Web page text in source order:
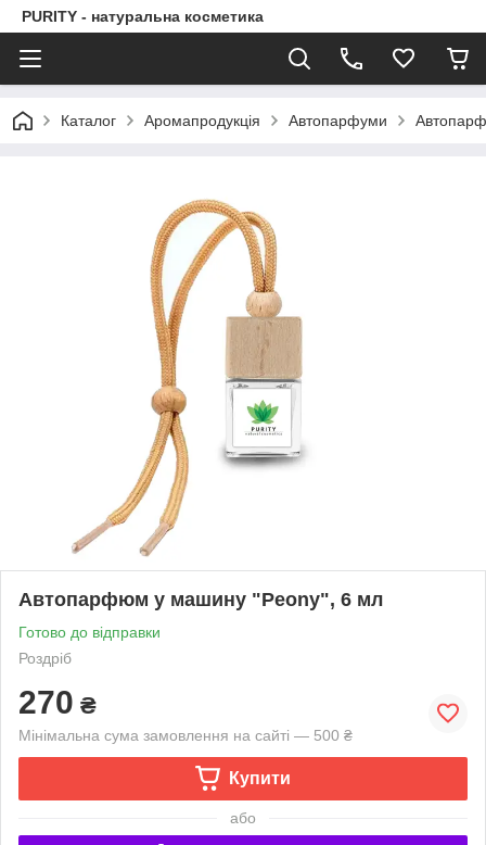
PURITY - натуральна косметика
Каталог Аромапродукція Автопарфуми
Автопарфюм у машину "Peony", 6 мл
Готово до відправки
Роздріб
270 ₴
Мінімальна сума замовлення на сайті — 500 ₴
Купити
або